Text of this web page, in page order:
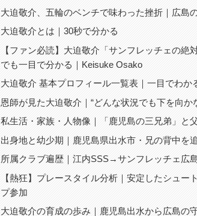
大迫敬介、五輪のベンチで味わった挫折｜広島
大迫敬介とは｜30秒で分かる
【ファン必読】大迫敬介「サンフレッチェの
でも一目で分かる｜Keisuke Osako
大迫敬介 基本プロフィール一覧表｜一目でわか
恩師が見た大迫敬介｜“どんな状況でも下を向か
私生活・家族・人物像｜「鹿児島の三兄弟」と
出身地と幼少期｜鹿児島県出水市・兄の背中を
所属クラブ遍歴｜江内SSS→サンフレッチェ広
【熱狂】プレースタイル分析｜安定したシュ
プ参加
大迫敬介の育成の歩み｜鹿児島出水から広島の